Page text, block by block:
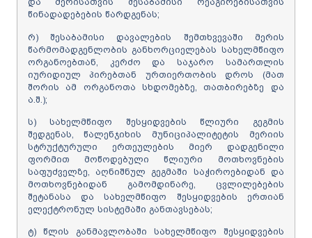
წინადადებების წარდგენას;
რ) შესაბამისი დავალების შემთხვევაში მერის
წარმომადგენლობის განხორციელებას სახელმწიფო
ორგანოებთან, კერძო და საჯარო სამართლის
იურიდიულ პირებთან ურთიერთობის დროს (მათ
შორის ამ ორგანოთა სხდომებზე, თათბირებზე და
ა.შ.);
ს) სახელმწიფო შესყიდვების წლიური გეგმის
შედგენას, წალენჯიხის მუნიციპალიტეტის მერიის
სტრუქტურული ერთეულების მიერ დადგენილი
ფორმით მოწოდებული წლიური მოთხოვნების
საფუძველზე, აღნიშნულ გეგმაში საჭიროებიდან და
მოთხოვნებიდან გამომდინარე, ცვლილებების
შეტანასა და სახელმწიფო შესყიდვების ერთიან
ელექტრონულ სისტემაში განთავსებას;
ტ) წლის განმავლობაში სახელმწიფო შესყიდვების